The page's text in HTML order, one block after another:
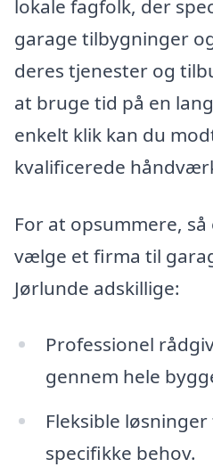
lokale fagfolk, der
garage tilbygninger
deres tjenester og
at bruge tid på en
enkelt klik kan du
kvalificerede
For at opsummere,
vælge et firma til
Jørlunde adskillige:
Professionel
gennem hele
Fleksible
specifikke behov.